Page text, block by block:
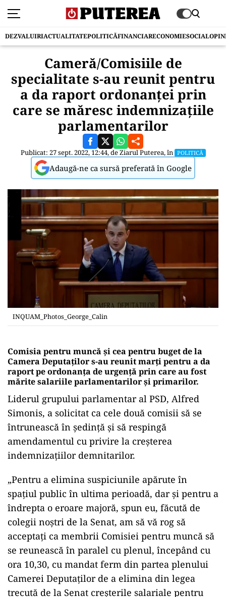
DEZVALUIRIACTUALITATEPOLITICĂFINANCIARECONOMIESOCIAL
Cameră/Comisiile de
specialitate s-au reunit pentru
a da raport ordonanţei prin
care se măresc indemnizaţiile
parlamentarilor
Publicat: 27 sept. 2022, 12:44, deZiarul Puterea, în POLITICĂ
Adaugă-ne ca sursă preferată în Google
INQUAM_Photos_George_Calin
Comisia pentru muncă şi cea pentru buget de la
Camera Deputaţilor s-au reunit marţi pentru a da
raport pe ordonanţa de urgenţă prin care au fost
mărite salariile parlamentarilor şi primarilor.
Liderul grupului parlamentar al PSD, Alfred
Simonis, a solicitat ca cele două comisii să se
întrunească în şedinţă şi să respingă
amendamentul cu privire la creşterea
indemnizaţiilor demnitarilor.
„Pentru a elimina suspiciunile apărute în
spaţiul public în ultima perioadă, dar şi pentru a
îndrepta o eroare majoră, spun eu, făcută de
colegii noştri de la Senat, am să vă rog să
acceptaţi ca membrii Comisiei pentru muncă să
se reunească în paralel cu plenul, începând cu
ora 10,30, cu mandat ferm din partea plenului
Camerei Deputaţilor de a elimina din legea
trecută de la Senat creşterile salariale pentru